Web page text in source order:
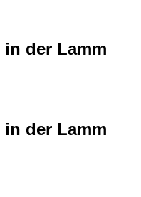
der Lamm
der Lamm